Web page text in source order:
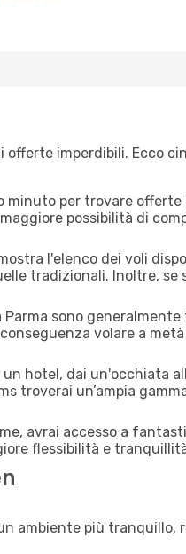
offerte imperdibili. Ecco
minuto per trovare
possibilità di
l'elenco dei voli
tradizionali. Inoltre, se
sono
volare a
hotel, dai un'occhiata
troverai un’ampia
avrai accesso a
flessibilità e
ambiente più tranquillo,